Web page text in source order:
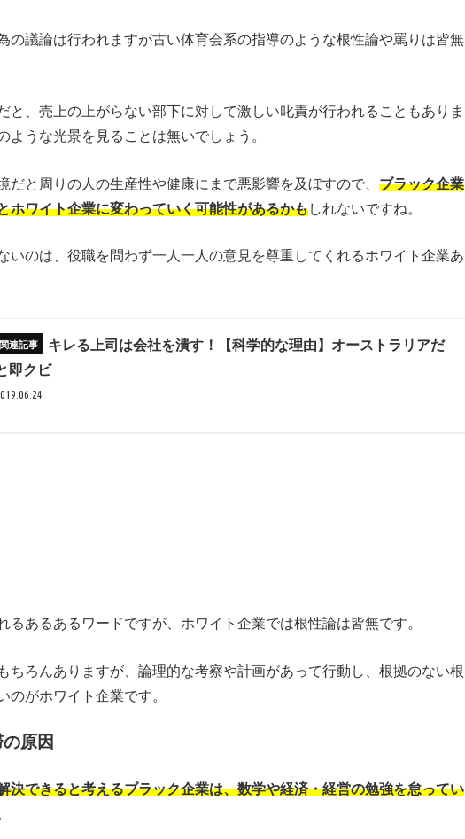
の議論は行われますが古い体育会系の指導のような根性論や罵りは皆無
と、売上の上がらない部下に対して激しい叱責が行われることもありま
ような光景を見ることは無いでしょう。
だと周りの人の生産性や健康にまで悪影響を及ぼすので、 ブラック企業
ホワイト企業に変わっていく可能性があるかもしれないですね。
いのは、役職を問わず一人一人の意見を尊重してくれるホワイト企業あ
キレる上司は会社を潰す！【科学的な理由】オーストラリアだ
即クビ
るあるあるワードですが、ホワイト企業では根性論は皆無です。
ちろんありますが、論理的な考察や計画があって行動し、根拠のない根
がホワイト企業です。
原因
決できると考えるブラック企業は、数学や経済・経営の勉強を怠ってい